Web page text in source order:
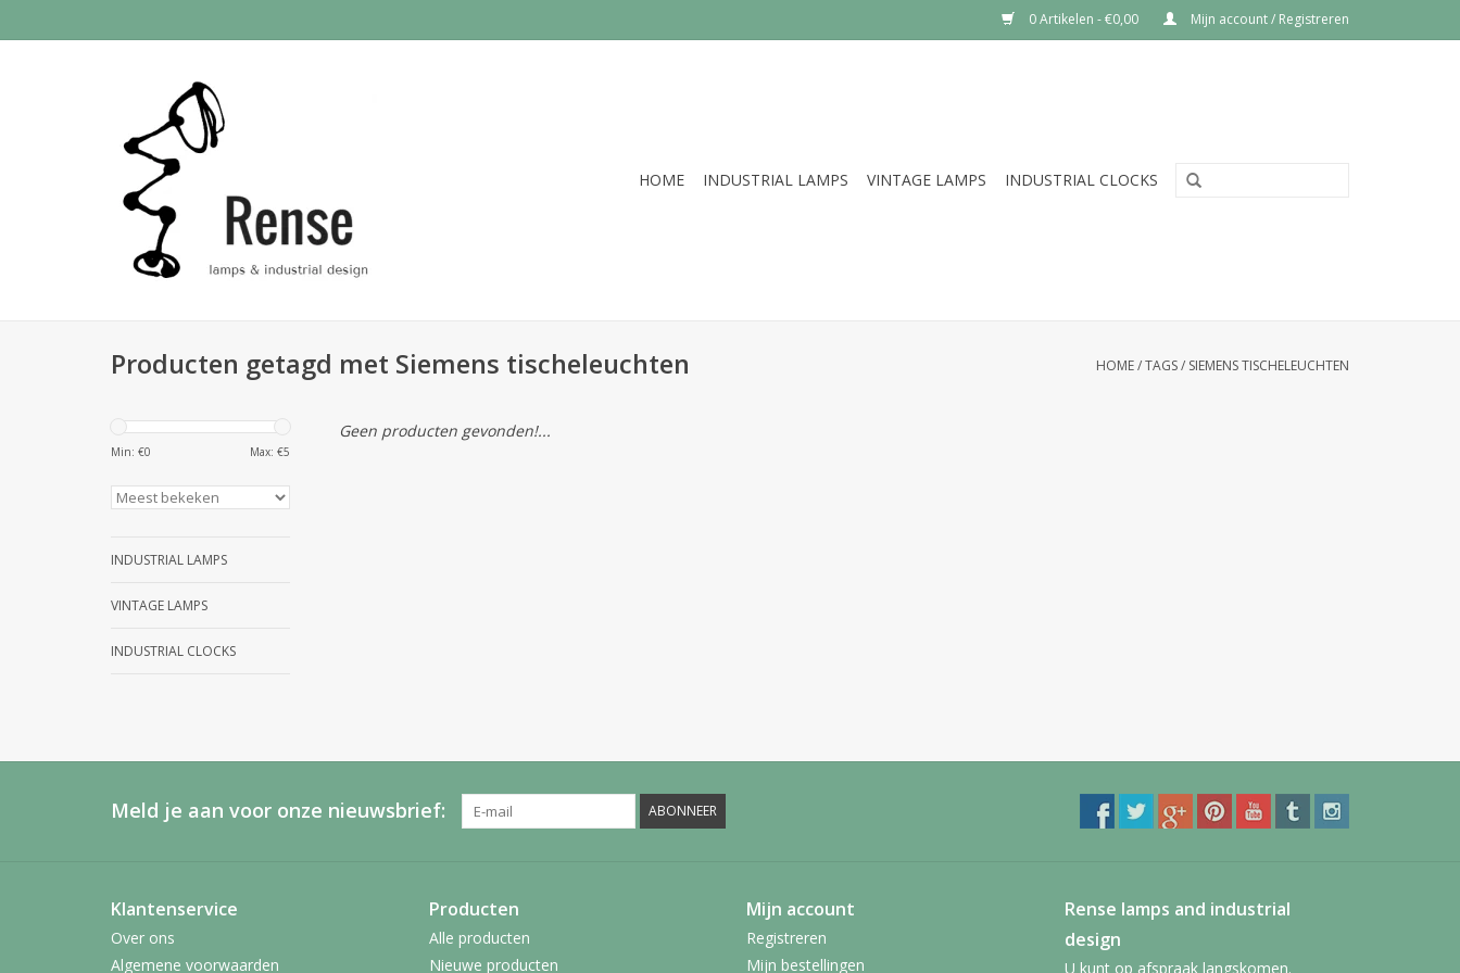
0 Artikelen - €0,00 Mijn account / Registreren
HOME INDUSTRIAL LAMPS VINTAGE LAMPS INDUSTRIAL CLOCKS
Producten getagd met Siemens tischeleuchten HOME/TAGS/ SIEMENS TISCHELEUCHTEN
Min: €0 Max: €5
INDUSTRIAL LAMPS
VINTAGE LAMPS
INDUSTRIAL CLOCKS
Geen producten gevonden!...
Meld je aan voor onze nieuwsbrief: ABONNEER
Klantenservice
Over ons
Algemene voorwaarden
Producten
Alle producten
Nieuwe producten
Mijn account
Registreren
Mijn bestellingen
Rense lamps and industrial
design
U kunt op afspraak langskomen.